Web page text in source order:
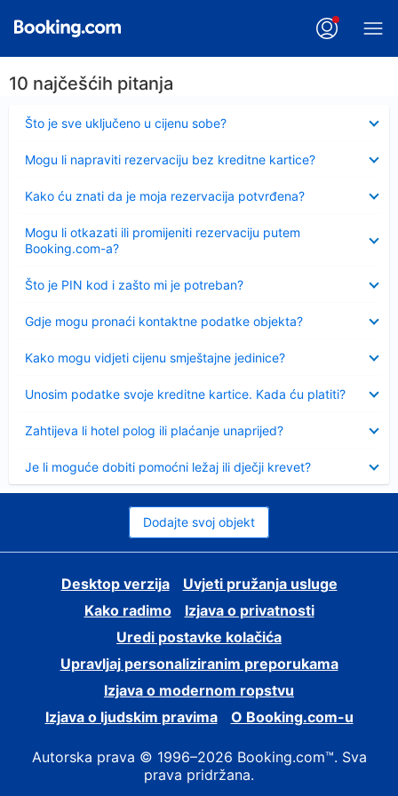
10 najčešćih pitanja
Što je sve uključeno u cijenu sobe?
Sažeto
Mogu li napraviti rezervaciju bez kreditne kartice?
Kako ću znati da je moja rezervacija potvrđena?
Mogu li otkazati ili promijeniti rezervaciju putem
Booking.com-a?
Što je PIN kod i zašto mi je potreban?
Sažeto
Gdje mogu pronaći kontaktne podatke objekta?
Kako mogu vidjeti cijenu smještajne jedinice?
Unosim podatke svoje kreditne kartice. Kada ću platiti?
Zahtijeva li hotel polog ili plaćanje unaprijed?
Je li moguće dobiti pomoćni ležaj ili dječji krevet?
Dodajte svoj objekt
Desktop verzija
Uvjeti pružanja usluge
Kako radimo
Izjava o privatnosti
Uredi postavke kolačića
Upravljaj personaliziranim preporukama
Izjava o modernom ropstvu
Izjava o ljudskim pravima
O Booking.com-u
Autorska prava © 1996–2026 Booking.com™. Sva
prava pridržana.